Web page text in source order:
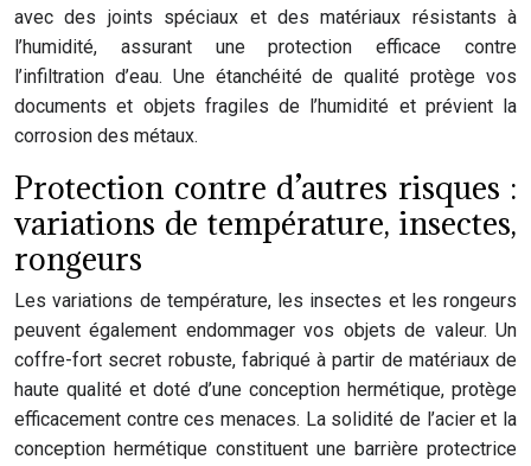
avec des joints spéciaux et des matériaux résistants à
l’humidité, assurant une protection efficace contre
l’infiltration d’eau. Une étanchéité de qualité protège vos
documents et objets fragiles de l’humidité et prévient la
corrosion des métaux.
Protection contre d’autres risques :
variations de température, insectes,
rongeurs
Les variations de température, les insectes et les rongeurs
peuvent également endommager vos objets de valeur. Un
coffre-fort secret robuste, fabriqué à partir de matériaux de
haute qualité et doté d’une conception hermétique, protège
efficacement contre ces menaces. La solidité de l’acier et la
conception hermétique constituent une barrière protectrice